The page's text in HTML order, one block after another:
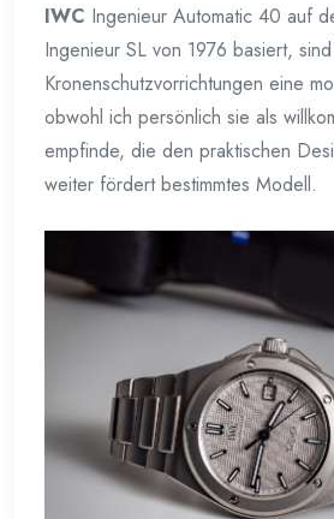
IWC Ingenieur Automatic 40 auf
Ingenieur SL von 1976 basiert,
Kronenschutzvorrichtungen eine
obwohl ich persönlich sie als
empfinde, die den praktischen
weiter fördert bestimmtes Modell.